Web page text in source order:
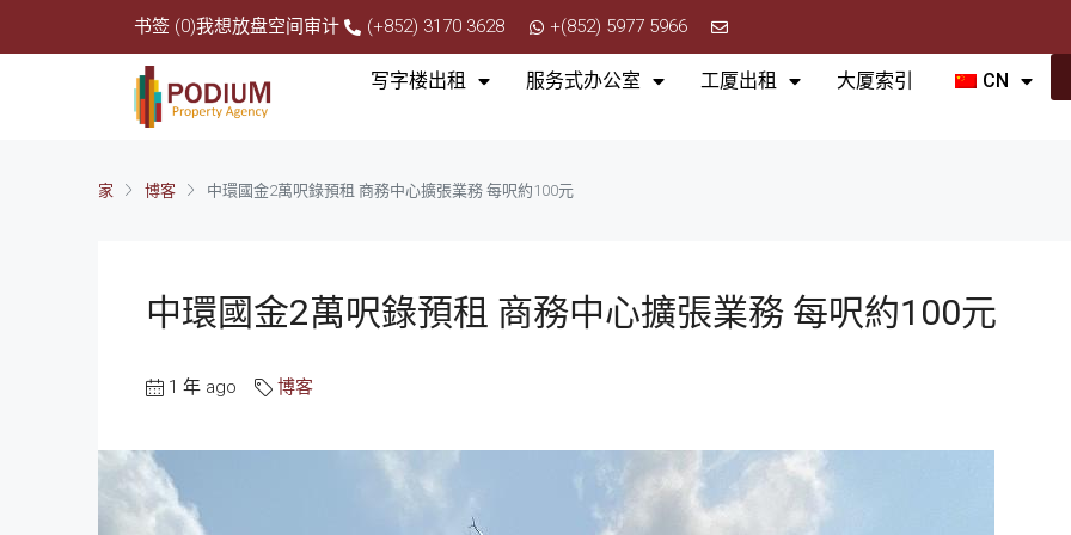
书签 (0)我想放盘空间审计 (+852) 3170 3628 +(852) 5977 5966
写字楼出租 服务式办公室 工厦出租 大厦索引 CN
家 博客 中環國金2萬呎錄預租 商務中心擴張業務 每呎約100元
中環國金2萬呎錄預租 商務中心擴張業務 每呎約100元
1 年 ago 博客